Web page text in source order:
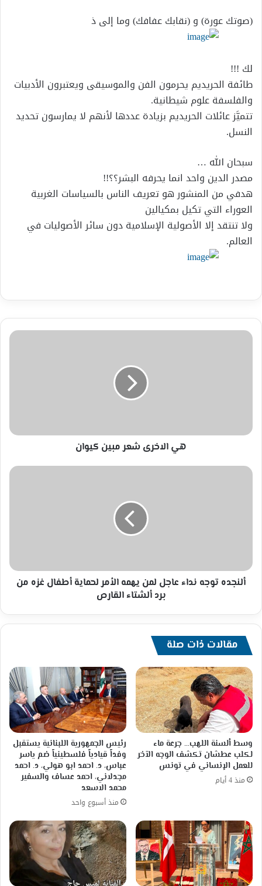
(صوتك عورة) و (نقابك عفافك) وما إلى ذ
لك !!!
طائفة الحريديم يحرمون الفن والموسيقى ويعتبرون الأدبيات
والفلسفة علوم شيطانية.
تتميَّز عائلات الحريديم بزيادة عددها لأنهم لا يمارسون تحديد
النسل.
سبحان الله …
مصدر الدين واحد انما يحرفه البشر؟؟!!
هدفي من المنشور هو تعريف الناس بالسياسات الغربية
العوراء التي تكيل بمكيالين
ولا تنتقد إلا الأصولية الإسلامية دون سائر الأصوليات في
العالم.
هي
هي الاخرى شعر مبين كيوان
ألنجده
أطفال
غزه
ألشتاء
ألنجده توجه نداء عاجل لمن يهمه الأمر لحماية أطفال غزه من
برد ألشتاء القارص
مقالات ذات صلة
وسط ألسنة اللهب… جرعة ماء
لكلب عطشان تكشف الوجه الآخر
للعمل الإنساني في تونس
منذ 4 أيام
رئيس الجمهورية اللبنانية يستقبل
وفداً قيادياً فلسطينياً ضم ياسر
عباس، د. احمد ابو هولي، د. احمد
مجدلاني، احمد عساف والسفير
محمد الاسعد
منذ أسبوع واحد